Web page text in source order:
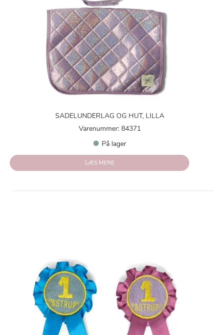
SADELUNDERLAG OG HUT, LILLA
Varenummer: 84371
På lager
LÆS MERE